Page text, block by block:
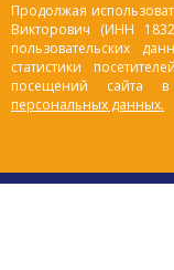
Продолжая
Викторович (ИНН
пользовательских
статистики
посещений сайта
персональных данных.